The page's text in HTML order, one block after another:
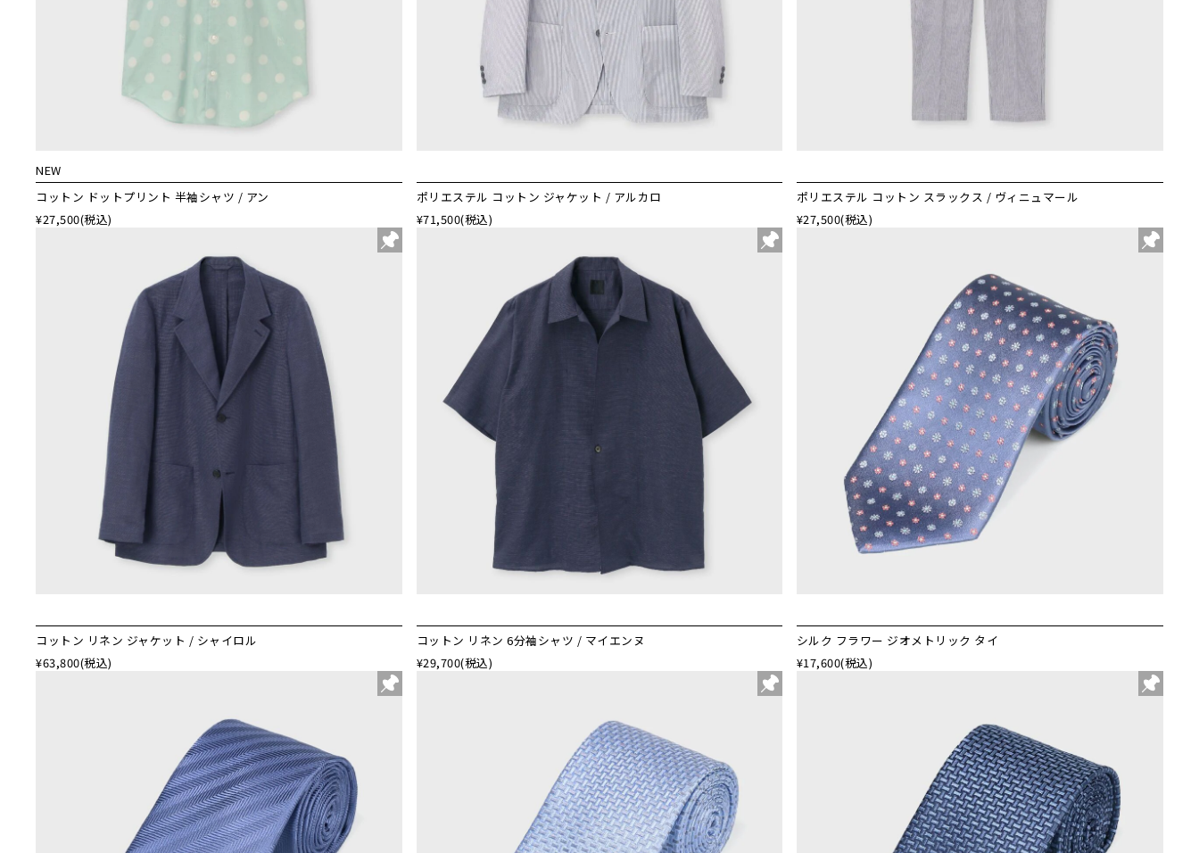
NEW
コットン ドットプリント 半袖シャツ / アン
¥27,500(税込)
ポリエステル コットン ジャケット / アルカロ
¥71,500(税込)
ポリエステル コットン スラックス / ヴィニュマール
¥27,500(税込)
コットン リネン ジャケット / シャイロル
¥63,800(税込)
コットン リネン 6分袖シャツ / マイエンヌ
¥29,700(税込)
シルク フラワー ジオメトリック タイ
¥17,600(税込)